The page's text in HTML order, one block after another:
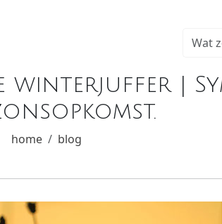
|
home blog